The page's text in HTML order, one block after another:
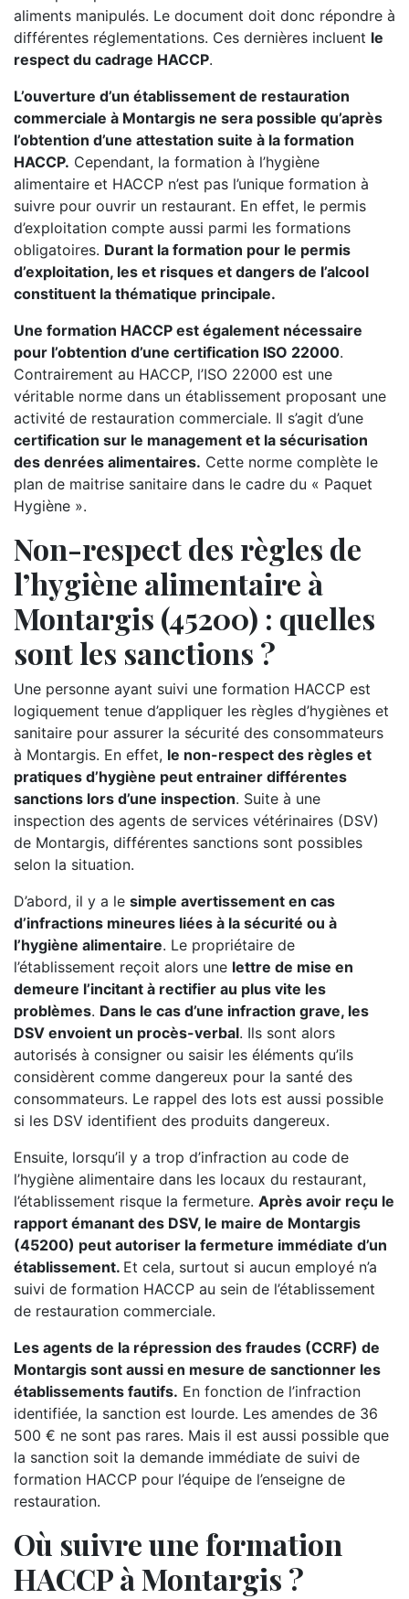
aliments manipulés. Le document doit donc répondre à
différentes réglementations. Ces dernières incluent le
respect du cadrage HACCP.
L’ouverture d’un établissement de restauration
commerciale à Montargis ne sera possible qu’après
l’obtention d’une attestation suite à la formation
HACCP. Cependant, la formation à l’hygiène
alimentaire et HACCP n’est pas l’unique formation à
suivre pour ouvrir un restaurant. En effet, le permis
d’exploitation compte aussi parmi les formations
obligatoires. Durant la formation pour le permis
d’exploitation, les et risques et dangers de l’alcool
constituent la thématique principale.
Une formation HACCP est également nécessaire
pour l’obtention d’une certification ISO 22000.
Contrairement au HACCP, l’ISO 22000 est une
véritable norme dans un établissement proposant une
activité de restauration commerciale. Il s’agit d’une
certification sur le management et la sécurisation
des denrées alimentaires. Cette norme complète le
plan de maitrise sanitaire dans le cadre du « Paquet
Hygiène ».
Non-respect des règles de
l’hygiène alimentaire à
Montargis (45200) : quelles
sont les sanctions ?
Une personne ayant suivi une formation HACCP est
logiquement tenue d’appliquer les règles d’hygiènes et
sanitaire pour assurer la sécurité des consommateurs
à Montargis. En effet, le non-respect des règles et
pratiques d’hygiène peut entrainer différentes
sanctions lors d’une inspection. Suite à une
inspection des agents de services vétérinaires (DSV)
de Montargis, différentes sanctions sont possibles
selon la situation.
D’abord, il y a le simple avertissement en cas
d’infractions mineures liées à la sécurité ou à
l’hygiène alimentaire. Le propriétaire de
l’établissement reçoit alors une lettre de mise en
demeure l’incitant à rectifier au plus vite les
problèmes. Dans le cas d’une infraction grave, les
DSV envoient un procès-verbal. Ils sont alors
autorisés à consigner ou saisir les éléments qu’ils
considèrent comme dangereux pour la santé des
consommateurs. Le rappel des lots est aussi possible
si les DSV identifient des produits dangereux.
Ensuite, lorsqu’il y a trop d’infraction au code de
l’hygiène alimentaire dans les locaux du restaurant,
l’établissement risque la fermeture. Après avoir reçu le
rapport émanant des DSV, le maire de Montargis
(45200) peut autoriser la fermeture immédiate d’un
établissement. Et cela, surtout si aucun employé n’a
suivi de formation HACCP au sein de l’établissement
de restauration commerciale.
Les agents de la répression des fraudes (CCRF) de
Montargis sont aussi en mesure de sanctionner les
établissements fautifs. En fonction de l’infraction
identifiée, la sanction est lourde. Les amendes de 36
500 € ne sont pas rares. Mais il est aussi possible que
la sanction soit la demande immédiate de suivi de
formation HACCP pour l’équipe de l’enseigne de
restauration.
Où suivre une formation
HACCP à Montargis ?